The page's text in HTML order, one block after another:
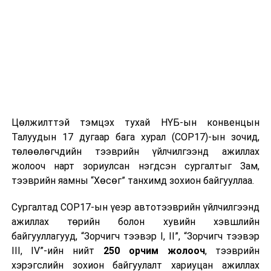
Цөлжилттэй тэмцэх тухай НҮБ-ын конвенцын
Талуудын 17 дугаар бага хурал (COP17)-ын зочид,
төлөөлөгчдийн тээврийн үйлчилгээнд ажиллах
жолооч нарт зориулсан нэгдсэн сургалтыг Зам,
тээврийн яамны “Хөсөг” танхимд зохион байгууллаа.
Сургалтад COP17-ын үеэр автотээврийн үйлчилгээнд
ажиллах төрийн болон хувийн хэвшлийн
байгууллагууд, “Зорчигч тээвэр I, II”, “Зорчигч тээвэр
III, IV”-ийн нийт 250 орчим жолооч, тээврийн
хэрэгслийн зохион байгуулалт хариуцан ажиллах